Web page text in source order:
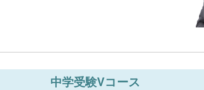
中学受験Vコース